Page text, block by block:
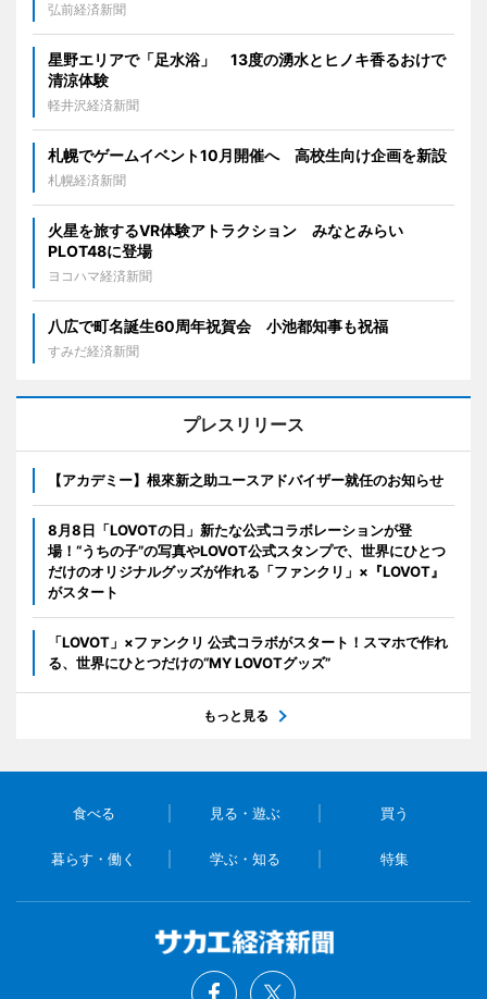
弘前経済新聞
星野エリアで「足水浴」 13度の湧水とヒノキ香るおけで
清涼体験
軽井沢経済新聞
札幌でゲームイベント10月開催へ 高校生向け企画を新設
札幌経済新聞
火星を旅するVR体験アトラクション みなとみらい
PLOT48に登場
ヨコハマ経済新聞
八広で町名誕生60周年祝賀会 小池都知事も祝福
すみだ経済新聞
プレスリリース
【アカデミー】根來新之助ユースアドバイザー就任のお知らせ
8月8日「LOVOTの日」新たな公式コラボレーションが登
場！“うちの子”の写真やLOVOT公式スタンプで、世界にひとつ
だけのオリジナルグッズが作れる「ファンクリ」×『LOVOT』
がスタート
「LOVOT」×ファンクリ 公式コラボがスタート！スマホで作れ
る、世界にひとつだけの“MY LOVOTグッズ”
もっと見る
食べる 見る・遊ぶ 買う
暮らす・働く 学ぶ・知る 特集